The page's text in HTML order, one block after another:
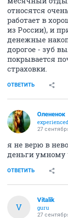
относятся
работает в
из России), и
денежные
дорогое - зуб
покрывается
страховки.
ОТВЕТИТЬ
Олененок
experienced
27
я не верю в
деньги умному
ОТВЕТИТЬ
V
Vitalik
guru
27